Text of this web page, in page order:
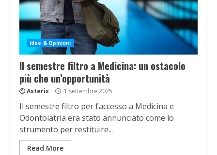
Idee & Opinioni
Il semestre filtro a Medicina: un ostacolo
più che un’opportunità
Asterix 1 settembre 2025
Il semestre filtro per l’accesso a Medicina e
Odontoiatria era stato annunciato come lo
strumento per restituire...
Read More